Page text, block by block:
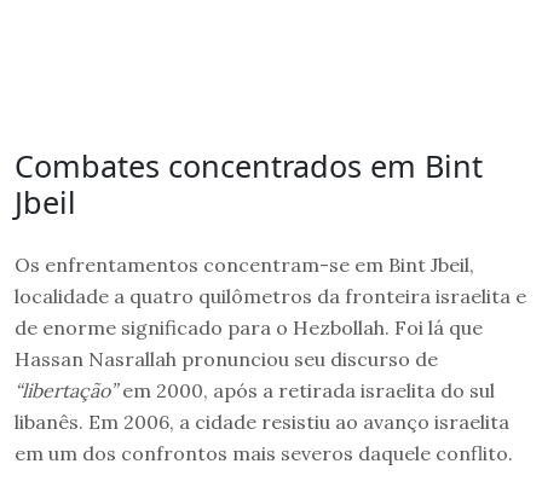
Combates concentrados em Bint
Jbeil
Os enfrentamentos concentram-se em Bint Jbeil,
localidade a quatro quilômetros da fronteira israelita e
de enorme significado para o Hezbollah. Foi lá que
Hassan Nasrallah pronunciou seu discurso de
“libertação”em 2000, após a retirada israelita do sul
libanês. Em 2006, a cidade resistiu ao avanço israelita
em um dos confrontos mais severos daquele conflito.